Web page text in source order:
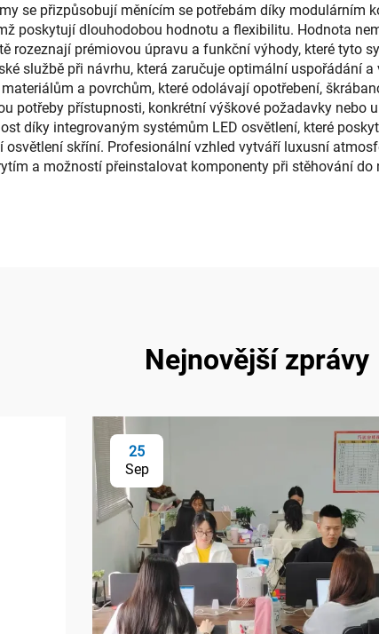
se přizpůsobují měnícím se potřebám díky modulárním
poskytují dlouhodobou hodnotu a flexibilitu. Hodnota
rozeznají prémiovou úpravu a funkční výhody, které tyto
službě při návrhu, která zaručuje optimální uspořádání
a povrchům, které odolávají opotřebení,
potřeby přístupnosti, konkrétní výškové požadavky nebo
díky integrovaným systémům LED osvětlení, které
skříní. Profesionální vzhled vytváří luxusní
a možností přeinstalovat komponenty při stěhování
Nejnovější zprávy
25
Sep